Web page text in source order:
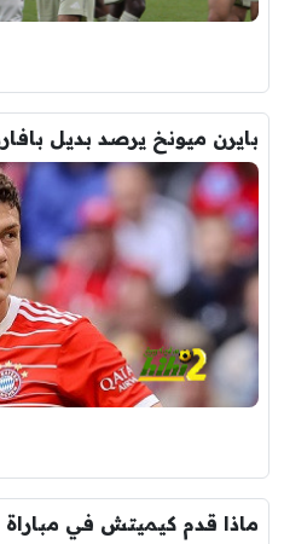
بايرن ميونخ يرصد بديل
ماذا قدم كيميتش في مباراة